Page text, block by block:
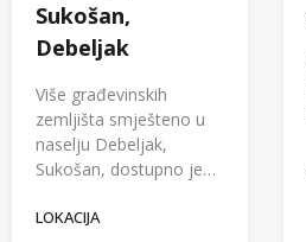
Sukošan,
Debeljak
Više građevinskih
zemljišta smješteno u
naselju Debeljak,
Sukošan, dostupno je…
LOKACIJA